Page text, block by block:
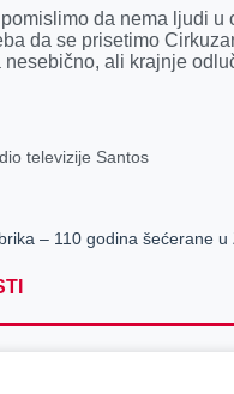
da nema ljudi
da se prisetimo
nesebično, ali krajnje
televizije Santos